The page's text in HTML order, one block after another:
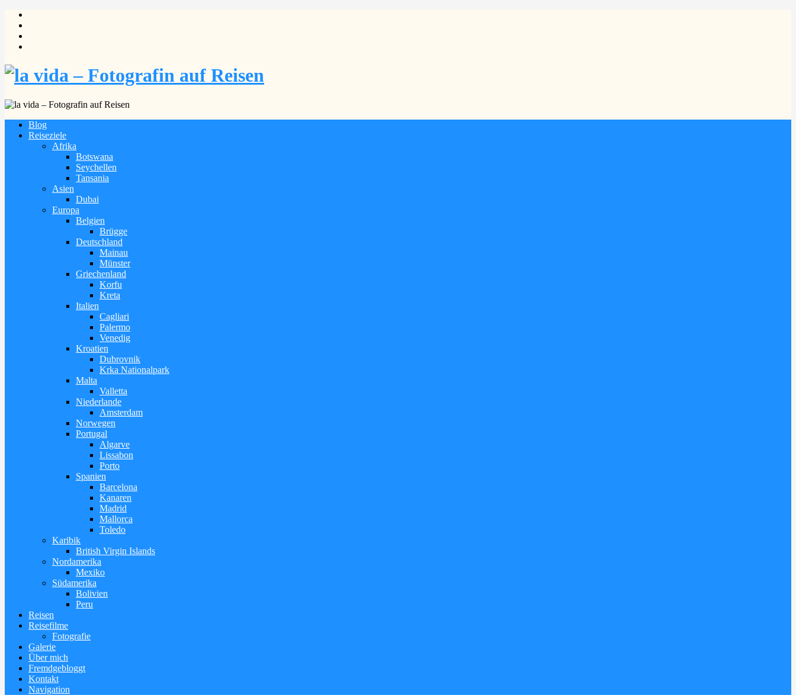
Blog
Reiseziele
Afrika
Botswana
Seychellen
Tansania
Asien
Dubai
Europa
Belgien
Brügge
Deutschland
Mainau
Münster
Griechenland
Korfu
Kreta
Italien
Cagliari
Palermo
Venedig
Kroatien
Dubrovnik
Krka Nationalpark
Malta
Valletta
Niederlande
Amsterdam
Norwegen
Portugal
Algarve
Lissabon
Porto
Spanien
Barcelona
Kanaren
Madrid
Mallorca
Toledo
Karibik
British Virgin Islands
Nordamerika
Mexiko
Südamerika
Bolivien
Peru
Reisen
Reisefilme
Fotografie
Galerie
Über mich
Fremdgebloggt
Kontakt
Navigation